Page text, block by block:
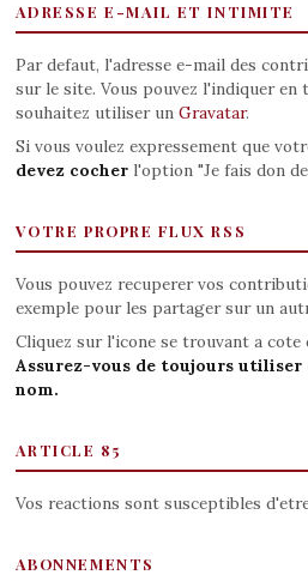
ADRESSE E-MAIL ET INTIMITE
Par defaut, l'adresse e-mail des
sur le site. Vous pouvez l'indiquer en
souhaitez utiliser un Gravatar.
Si vous voulez expressement que
devez cocherl'option "Je fais don
VOTRE PROPRE FLUX RSS
Vous pouvez recuperer vos
exemple pour les partager sur un
Cliquez sur l'icone se trouvant a cote
Assurez-vous de toujours utiliser
nom.
ARTICLE 85
Vos reactions sont susceptibles
ABONNEMENTS